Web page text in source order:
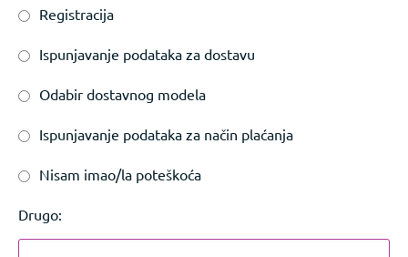
Registracija
Ispunjavanje podataka za dostavu
Odabir dostavnog modela
Ispunjavanje podataka za način plaćanja
Nisam imao/la poteškoća
Drugo: